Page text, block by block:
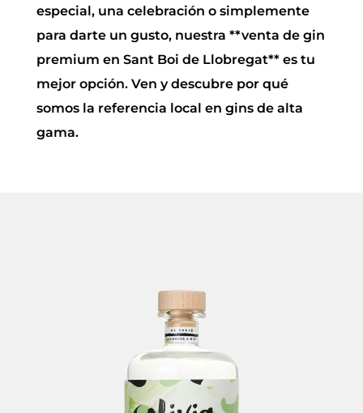
especial, una celebración o simplemente
para darte un gusto, nuestra **venta de gin
premium en Sant Boi de Llobregat** es tu
mejor opción. Ven y descubre por qué
somos la referencia local en gins de alta
gama.